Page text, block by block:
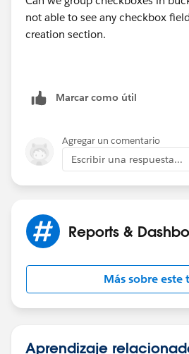
not able to see any checkbox
creation section.
Marcar como útil
Agregar un comentario
Escribir una respuesta...
Reports &
Más sobre este
Aprendizaje